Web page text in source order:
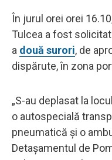
În jurul orei orei
Tulcea a fost
a două surori, de
dispărute, în zona
„S-au deplasat la
o autospecială
pneumatică şi o
Detaşamentul de